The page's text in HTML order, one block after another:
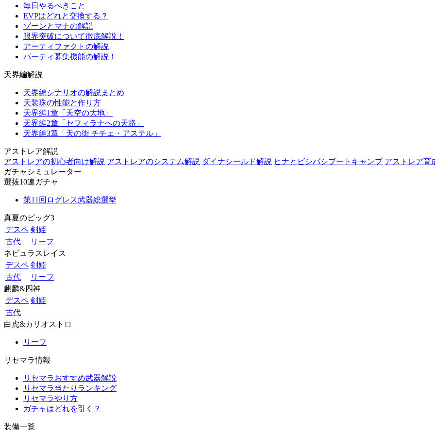
毎日やるべきこと
EVPはどれと交換する？
ゾーンとマナの解説
限界突破について徹底解説！
アーティファクトの解説
パーティ募集機能の解説！
天界編解説
天界編シナリオの解説まとめ
天装珠の性能と作り方
天界編1章「天空の大地」
天界編2章「セフィラナへの天路」
天界編3章「天の街 チチェ・アステル」
アストレア解説
アストレアの初心者向け解説 アストレアのシステム解説 ダイナシールド解説 ヒナとビシバシブートキャンプ アストレア育
ガチャシミュレーター
選抜10連ガチャ
第11回ログレス武器総選挙
真夏のビッグ3
デスペ 剣姫
古代
リーフ
ネビュラスレイス
デスペ 剣姫
古代
リーフ
麒麟&四神
デスペ 剣姫
古代
白虎&カリオストロ
リーフ
リセマラ情報
リセマラおすすめ武器解説
リセマラ当たりランキング
リセマラやり方
ガチャはどれを引く？
装備一覧